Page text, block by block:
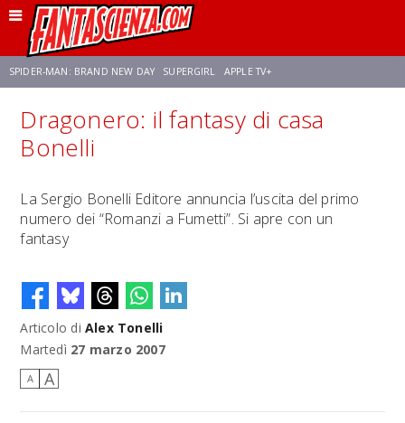
SPIDER-MAN: BRAND NEW DAY SUPERGIRL APPLE TV+
FRANCO RICCIARDIELLO ZENDAYA AVENGERS: DOOMSDAY STAR TREK
Dragonero: il fantasy di casa
Bonelli
La Sergio Bonelli Editore annuncia l’uscita del primo
numero dei “Romanzi a Fumetti”. Si apre con un
fantasy
Articolo di Alex Tonelli
Martedì 27 marzo 2007
A A